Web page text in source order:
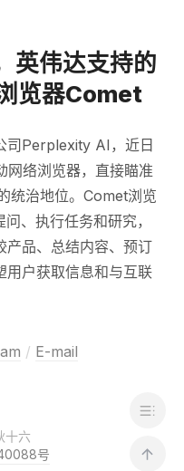
英伟达支持的
览器Comet
司Perplexity AI，近日
络浏览器，直接瞄准
统治地位。Comet浏览
、执行任务和研究，
产品、总结内容、预订
用户获取信息和与互联
/ E-mail
十六
号